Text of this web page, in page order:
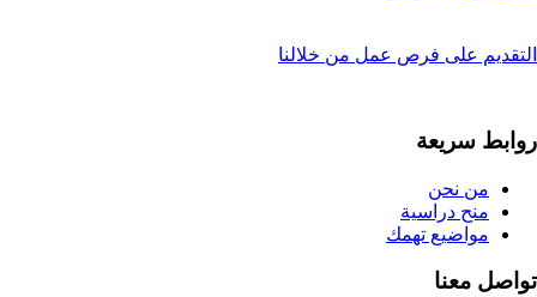
التقديم على فرص عمل من خلالنا
روابط سريعة
من نحن
منح دراسية
مواضيع تهمك
تواصل معنا